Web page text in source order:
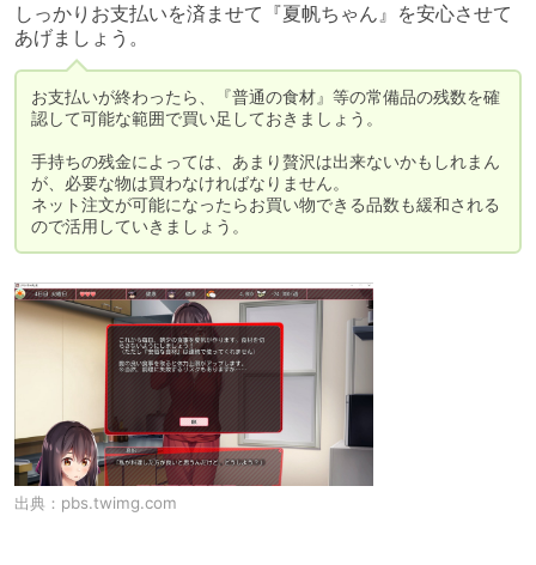
しっかりお支払いを済ませて『夏帆ちゃん』を安心させて
あげましょう。
お支払いが終わったら、『普通の食材』等の常備品の残数を確
認して可能な範囲で買い足しておきましょう。
手持ちの残金によっては、あまり贅沢は出来ないかもしれまん
が、必要な物は買わなければなりません。
ネット注文が可能になったらお買い物できる品数も緩和される
ので活用していきましょう。
出典： pbs.twimg.com